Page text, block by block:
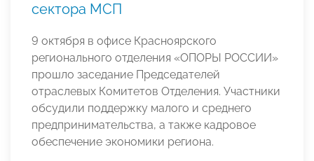
сектора МСП
9 октября в офисе Красноярского
регионального отделения «ОПОРЫ РОССИИ»
прошло заседание Председателей
отраслевых Комитетов Отделения. Участники
обсудили поддержку малого и среднего
предпринимательства, а также кадровое
обеспечение экономики региона.